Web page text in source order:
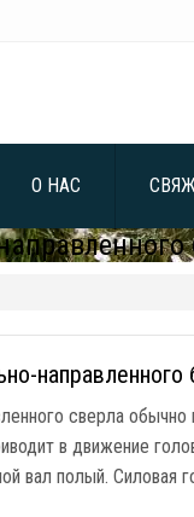
О НАС
направленного
сверла
в движение
вал полый.